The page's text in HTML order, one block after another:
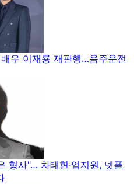
우 이재룡 재판행…음주운전
형사"… 차태현·엄지원, 넷플